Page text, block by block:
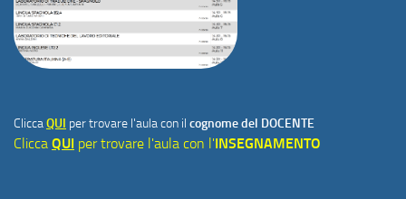
CliccaQUI per trovare l'aula con il cognome del DOCENTE
Clicca QUI per trovare l'aula con l'INSEGNAMENTO